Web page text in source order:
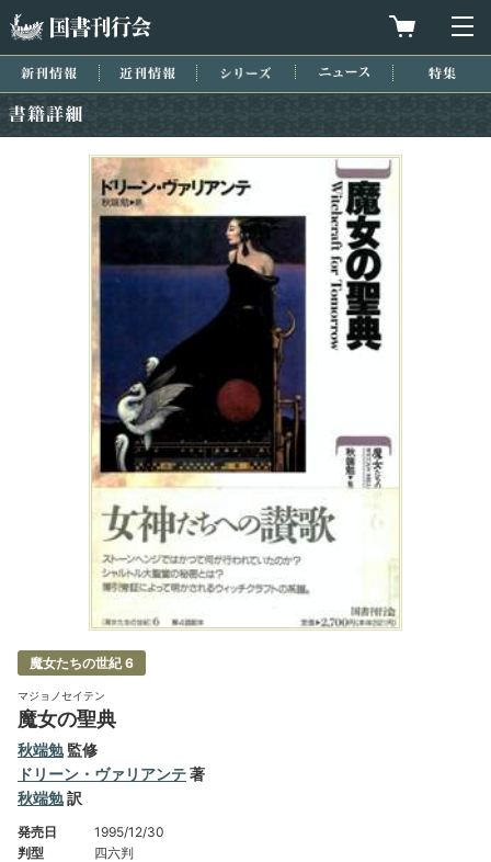
買物カゴを
新刊情報 近刊情報 シリーズ ニュース
魔女たちの世紀 6
マジョノセイテン
魔女の聖典
秋端勉監修
ドリーン・ヴァリアンテ著
秋端勉訳
発売日
1995/12/30
判型
四六判